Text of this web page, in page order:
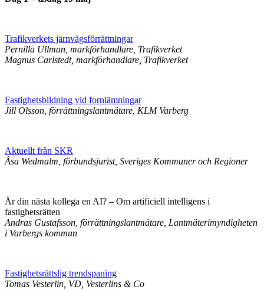
Trafikverkets järnvägsförrättningar
Pernilla Ullman, markförhandlare, Trafikverket
Magnus Carlstedt, markförhandlare, Trafikverket
Fastighetsbildning vid fornlämningar
Jill Olsson, förrättningslantmätare, KLM Varberg
Aktuellt från SKR
Åsa Wedmalm, förbundsjurist, Sveriges Kommuner och Regioner
Är din nästa kollega en AI? – Om artificiell intelligens i
fastighetsrätten
Andras Gustafsson, förrättningslantmätare, Lantmäterimyndigheten
i Varbergs kommun
Fastighetsrättslig trendspaning
Tomas Vesterlin, VD, Vesterlins & Co